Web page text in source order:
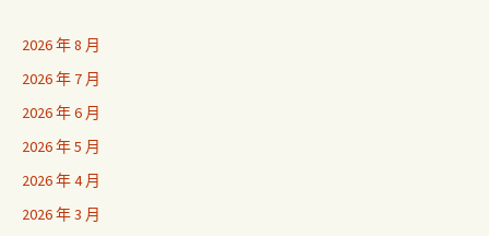
2026 年 8 月
2026 年 7 月
2026 年 6 月
2026 年 5 月
2026 年 4 月
2026 年 3 月